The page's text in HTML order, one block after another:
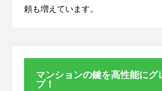
頼も増えています。
マンションの鍵を高性能にグ
プ！